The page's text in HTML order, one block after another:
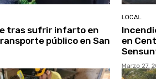
tras sufrir infarto en
público en San
LOCAL
en
Marzo 27,